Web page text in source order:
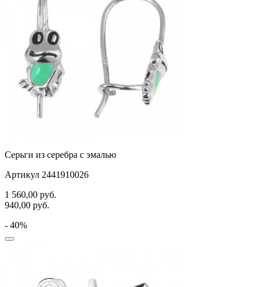
Серьги из серебра с эмалью
Артикул 2441910026
1 560,00 руб.
940,00 руб.
- 40%